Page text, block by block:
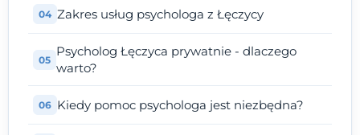
Zakres usług psychologa z Łęczycy
Psycholog Łęczyca prywatnie - dlaczego
warto?
Kiedy pomoc psychologa jest niezbędna?